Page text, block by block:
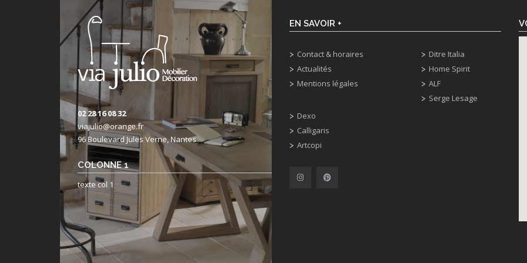
02 28 16 08 32
viajulio@orange.fr
96 Boulevard Jules Verne, Nantes
COLONNE 1
texte col 1
EN SAVOIR +
Contact & horaires
Actualités
Mentions légales
Dexo
Calligaris
Artcopi
Ditre Italia
Home Spirit
ALF
Serge Lesage